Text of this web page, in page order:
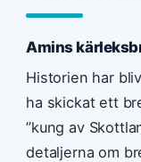
Amins
Historien har
ha skickat ett
”kung av
detaljerna om